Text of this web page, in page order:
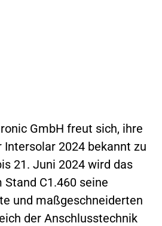
GmbH freut sich, ihre
Intersolar 2024 bekannt zu
21. Juni 2024 wird das
C1.460 seine
und maßgeschneiderten
der Anschlusstechnik